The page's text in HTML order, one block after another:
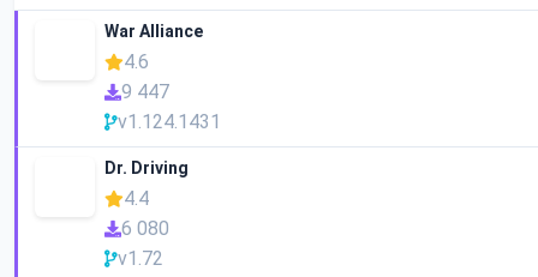
War Alliance
4.6
9 447
v1.124.1431
Dr. Driving
4.4
6 080
v1.72